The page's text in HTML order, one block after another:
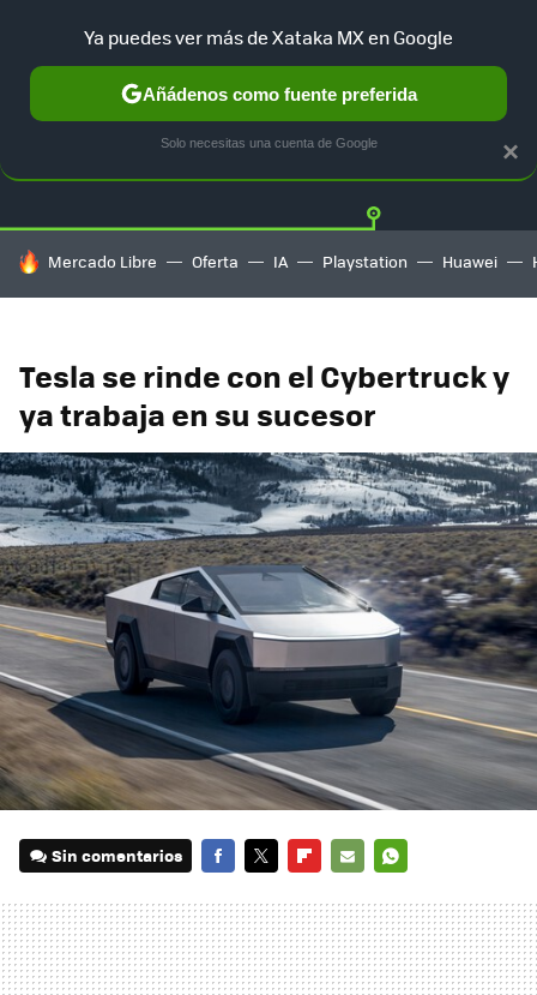
TESLA UBER AUTO ELECTRICO Twitter
HOY SE HABLA DE
Mercado Libre Oferta IA Playstation Huawei
Tesla se rinde con el Cybertruck y
ya trabaja en su sucesor
Sin comentarios
MAIL
×
Ya puedes ver más de Xataka MX en Google
Añádenos como fuente preferida
Solo necesitas una cuenta de Google